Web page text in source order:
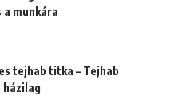
a munkára
tejhab titka – Tejhab
házilag